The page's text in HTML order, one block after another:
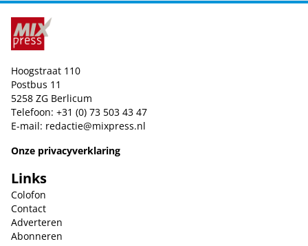
Hoogstraat 110
Postbus 11
5258 ZG Berlicum
Telefoon: +31 (0) 73 503 43 47
E-mail: redactie@mixpress.nl
Onze privacyverklaring
Links
Colofon
Contact
Adverteren
Abonneren